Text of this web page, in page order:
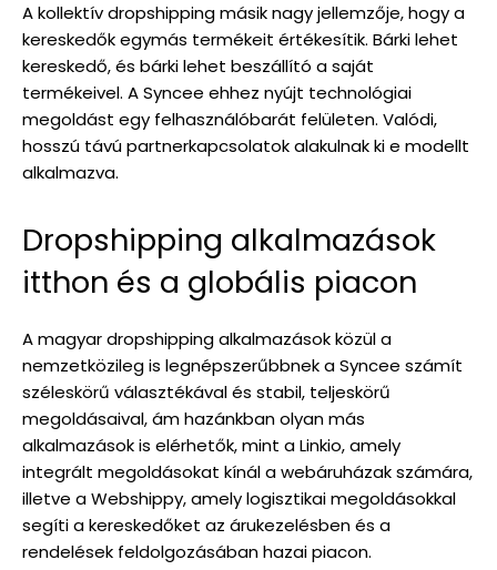
A kollektív dropshipping másik nagy jellemzője, hogy a
kereskedők egymás termékeit értékesítik. Bárki lehet
kereskedő, és bárki lehet beszállító a saját
termékeivel. A Syncee ehhez nyújt technológiai
megoldást egy felhasználóbarát felületen. Valódi,
hosszú távú partnerkapcsolatok alakulnak ki e modellt
alkalmazva.
Dropshipping alkalmazások
itthon és a globális piacon
A magyar dropshipping alkalmazások közül a
nemzetközileg is legnépszerűbbnek a Syncee számít
széleskörű választékával és stabil, teljeskörű
megoldásaival, ám hazánkban olyan más
alkalmazások is elérhetők, mint a Linkio, amely
integrált megoldásokat kínál a webáruházak számára,
illetve a Webshippy, amely logisztikai megoldásokkal
segíti a kereskedőket az árukezelésben és a
rendelések feldolgozásában hazai piacon.